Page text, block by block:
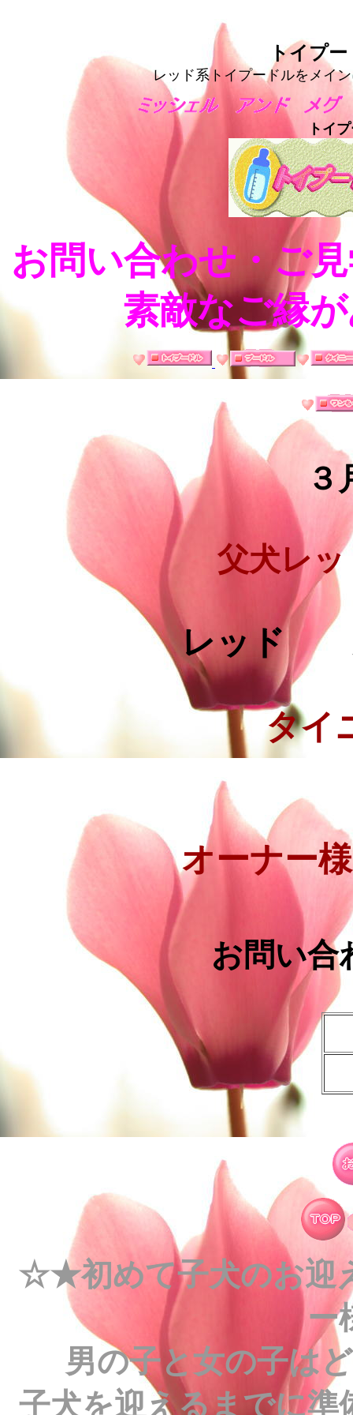
トイプ
レッド系トイプードルをメイ
トイ
お問い合わせ・ご
素敵なご縁
３
父犬レ
レッド
タイ
オーナー
お問い
☆★初めて子犬のお迎
男の子と女の子は
子犬を迎えるまでに準